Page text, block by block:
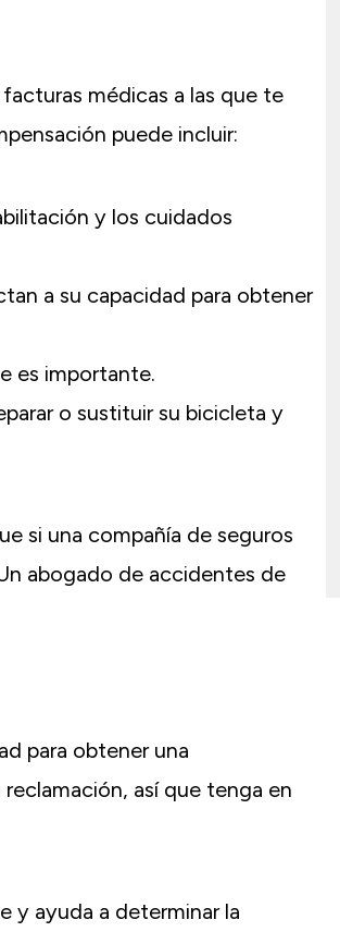
médicas a las que te
puede incluir:
y los cuidados
a su capacidad para obtener
es importante.
o sustituir su bicicleta y
si una compañía de seguros
abogado de accidentes de
para obtener una
así que tenga en
y ayuda a determinar la
Greenspan suficiente para trabajar con
tanta diligencia para conseguir que la mejor
tanto de ella como sea posible.